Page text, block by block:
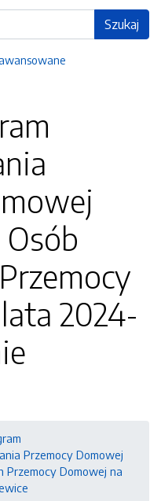
Szukaj
2024-
Przemocy Domowej
Przemocy Domowej na